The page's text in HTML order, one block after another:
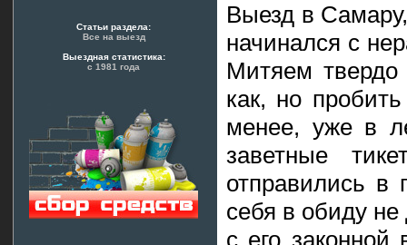
Статьи раздела:
Все на выезд
Выездная статистика:
с 1981 года
Выезд в
начинался с
Митяем
как, но
менее, уже в
заветные
отправились в
себя в обиду
с его